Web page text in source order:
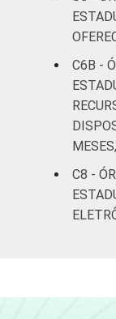
C6B -
C8 -